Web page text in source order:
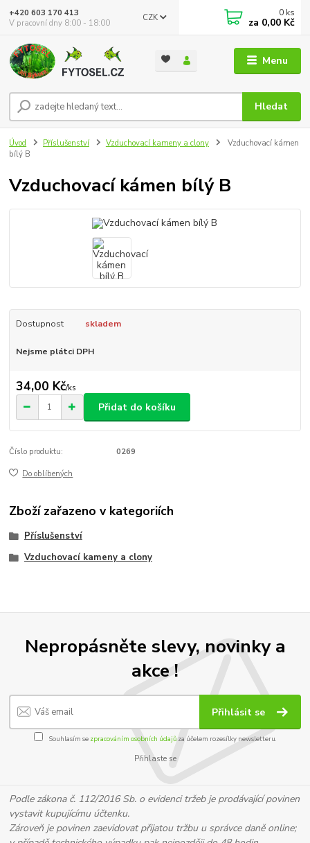
Menu
CZK
Hledat
+420 603 170 413
V pracovní dny 8:00 - 18:00
0 ks
za 0,00 Kč
Úvod Příslušenství Vzduchovací kameny a clony
Vzduchovací kámen
bílý B
Vzduchovací kámen bílý B
Dostupnost skladem
Nejsme plátci DPH
34,00 Kč/ks
Přidat do košíku
Číslo produktu: 0269
Do oblíbených
Zboží zařazeno v kategoriích
Příslušenství
Vzduchovací kameny a clony
Nepropásněte slevy, novinky a
akce !
Přihlásit se
Souhlasím se zpracováním osobních údajůza účelem rozesílky newsletteru.
Přihlaste se
Podle zákona č. 112/2016 Sb. o evidenci tržeb je prodávající povinen
vystavit kupujícímu účtenku.
Zároveň je povinen zaevidovat přijatou tržbu u správce daně online;